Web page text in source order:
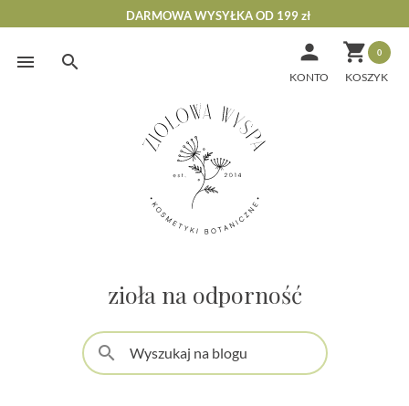
Skip
DARMOWA WYSYŁKA OD 199 zł
 0

KONTO
zioła na odporność
search